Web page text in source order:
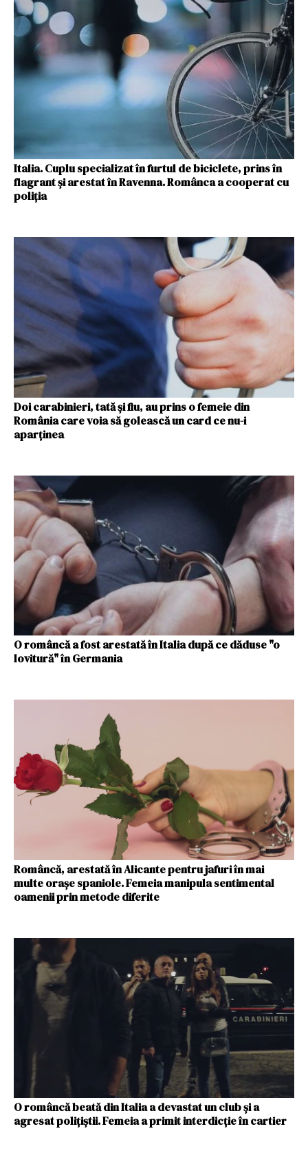
Italia. Cuplu specializat în furtul de biciclete, prins în
flagrant și arestat în Ravenna. Românca a cooperat cu
poliția
Doi carabinieri, tată și fiu, au prins o femeie din
România care voia să golească un card ce nu-i
aparținea
O româncă a fost arestată în Italia după ce dăduse "o
lovitură" în Germania
Româncă, arestată în Alicante pentru jafuri în mai
multe orașe spaniole. Femeia manipula sentimental
oamenii prin metode diferite
O româncă beată din Italia a devastat un club și a
agresat polițiștii. Femeia a primit interdicție în cartier